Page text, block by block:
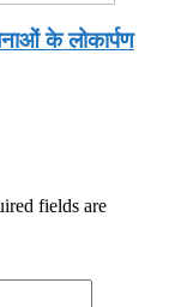
के लोकार्पण
fields are